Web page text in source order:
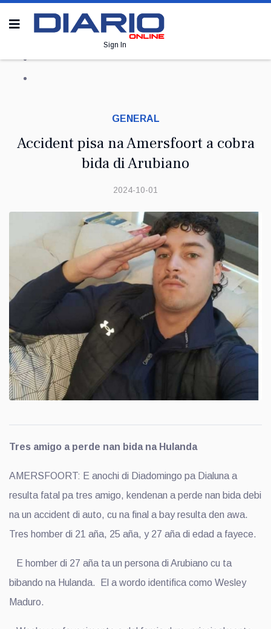
Sign In
GENERAL
Accident pisa na Amersfoort a cobra
bida di Arubiano
2024-10-01
Tres amigo a perde nan bida na Hulanda
AMERSFOORT: E anochi di Diadomingo pa Dialuna a
resulta fatal pa tres amigo, kendenan a perde nan bida debi
na un accident di auto, cu na final a bay resulta den awa.
Tres homber di 21 aña, 25 aña, y 27 aña di edad a fayece.
E homber di 27 aña ta un persona di Arubiano cu ta
bibando na Hulanda. El a wordo identifica como Wesley
Maduro.